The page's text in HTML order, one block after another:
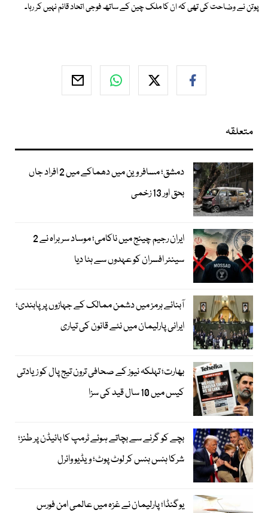
پوتن نے وضاحت کی تھی کہ ان کا ملک چین کے ساتھ فوجی اتحاد قائم نہیں کر رہا۔
متعلقہ
دمشق؛ مسافر وین میں دھماکے میں 2 افراد جاں
بحق اور 13 زخمی
ایران رجیم چینج میں ناکامی؛ موساد سربراہ نے 2
سینئر افسران کو عہدوں سے ہٹا دیا
آبنائے ہرمز میں دشمن ممالک کے جہازوں پر پابندی؛
ایرانی پارلیمان میں نئے قانون کی تیاری
بھارت؛ تہلکہ نیوز کے صحافی ترون تیج پال کو زیادتی
کیس میں 10 سال قید کی سزا
بچے کو گرنے سے بچاتے ہوئے ٹرمپ کا بائیڈن پر طنز؛
شرکا ہنس ہنس کر لوٹ پوٹ؛ ویڈیو وائرل
یوگنڈا؛ پارلیمان نے غزہ میں عالمی امن فورس